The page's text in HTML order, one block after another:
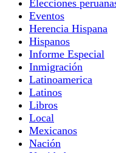
Elecciones
Eventos
Herencia Hispana
Hispanos
Informe Especial
Inmigración
Latinoamerica
Latinos
Libros
Local
Mexicanos
Nación